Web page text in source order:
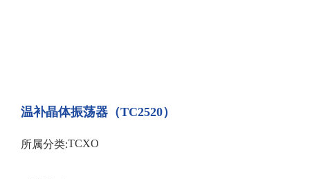
温补晶体振荡器（TC2520）
所属分类:TCXO